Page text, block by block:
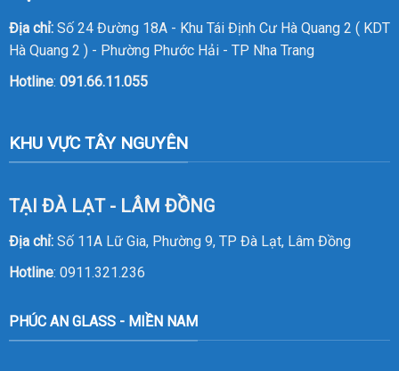
Địa chỉ: Số 24 Đường 18A - Khu Tái Định Cư Hà Quang 2 ( KDT
Hà Quang 2 ) - Phường Phước Hải - TP Nha Trang
Hotline: 091.66.11.055
KHU VỰC TÂY NGUYÊN
TẠI ĐÀ LẠT - LÂM ĐỒNG
Địa chỉ:Số 11A Lữ Gia, Phường 9, TP Đà Lạt, Lâm Đồng
Hotline: 0911.321.236
PHÚC AN GLASS - MIỀN NAM